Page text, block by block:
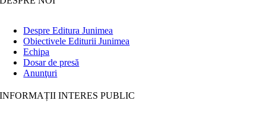
Despre Editura Junimea
Obiectivele Editurii Junimea
Echipa
Dosar de presă
Anunţuri
INFORMAȚII INTERES PUBLIC